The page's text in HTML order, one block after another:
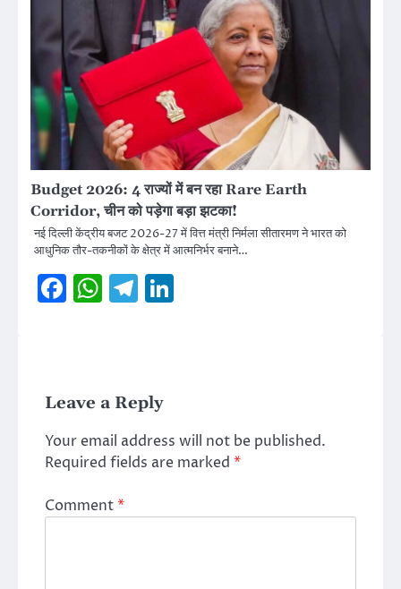
Budget 2026: 4 राज्यों में बन रहा Rare Earth
Corridor, चीन को पड़ेगा बड़ा झटका!
नई दिल्ली केंद्रीय बजट 2026-27 में वित्त मंत्री निर्मला सीतारमण ने भारत को
आधुनिक तौर-तकनीकों के क्षेत्र में आत्मनिर्भर बनाने…
Facebook
WhatsApp
Telegram
Leave a Reply
Your email address will not be published.
Required fields are marked *
Comment*